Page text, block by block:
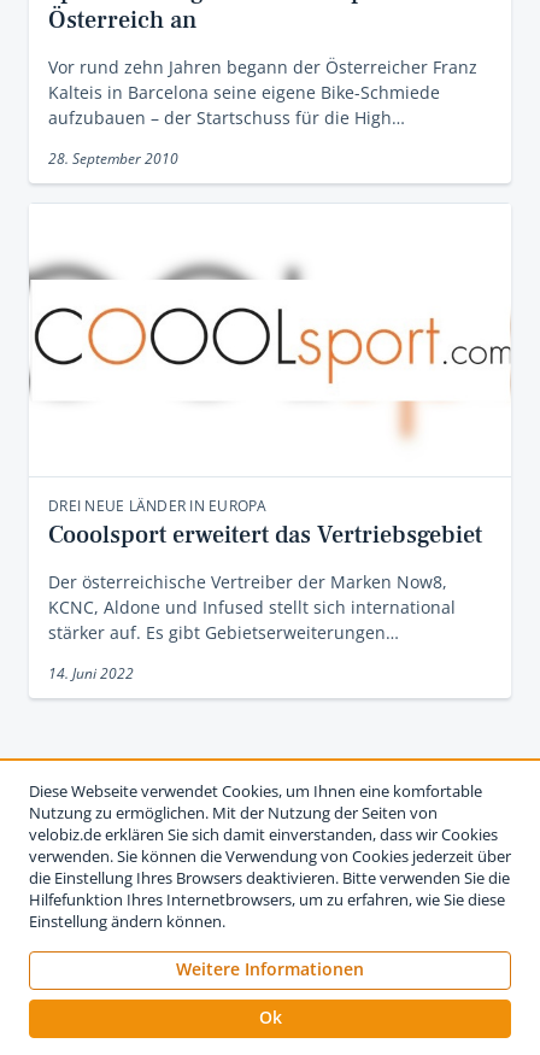
Österreich an
Vor rund zehn Jahren begann der Österreicher Franz
Kalteis in Barcelona seine eigene Bike-Schmiede
aufzubauen – der Startschuss für die High…
28. September 2010
DREI NEUE LÄNDER IN EUROPA
Cooolsport erweitert das Vertriebsgebiet
Der österreichische Vertreiber der Marken Now8,
KCNC, Aldone und Infused stellt sich international
stärker auf. Es gibt Gebietserweiterungen…
14. Juni 2022
Diese Webseite verwendet Cookies, um Ihnen eine komfortable
Nutzung zu ermöglichen. Mit der Nutzung der Seiten von
velobiz.de erklären Sie sich damit einverstanden, dass wir Cookies
verwenden. Sie können die Verwendung von Cookies jederzeit über
die Einstellung Ihres Browsers deaktivieren. Bitte verwenden Sie die
Hilfefunktion Ihres Internetbrowsers, um zu erfahren, wie Sie diese
Einstellung ändern können.
Weitere Informationen
Ok
Impressum Nutzungsbedingungen
Datenschutzerklärung
Werben auf velobiz.de